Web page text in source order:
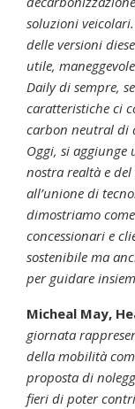
soluzioni
delle versioni
utile,
Daily di sempre,
caratteristiche ci
carbon neutral di
Oggi, si aggiunge
nostra realtà e
all’unione di
dimostriamo
concessionari e
sostenibile ma
per guidare
Micheal May,
giornata
della mobilità
proposta di
fieri di poter